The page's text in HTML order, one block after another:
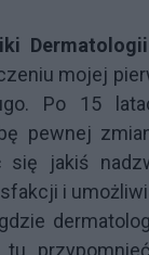
mojej
Po 15
pewnej
jakiś
i